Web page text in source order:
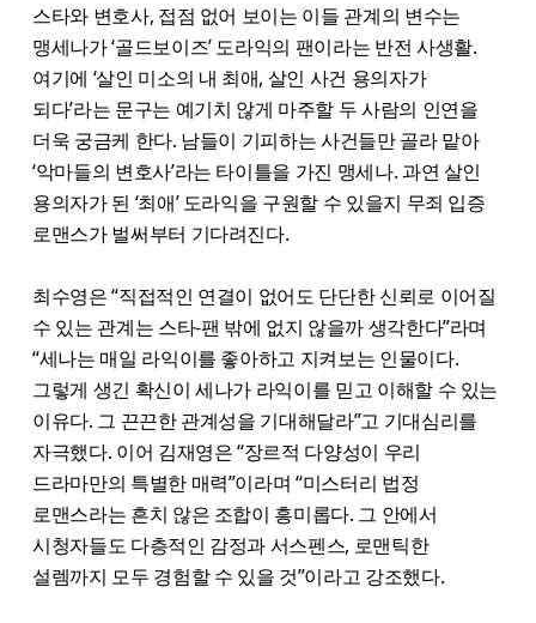
스타와 변호사, 접점 없어 보이는 이들 관계의 변수는
맹세나가 ‘골드보이즈’ 도라익의 팬이라는 반전 사생활.
여기에 ‘살인 미소의 내 최애, 살인 사건 용의자가
되다’라는 문구는 예기치 않게 마주할 두 사람의 인연을
더욱 궁금케 한다. 남들이 기피하는 사건들만 골라 맡아
‘악마들의 변호사’라는 타이틀을 가진 맹세나. 과연 살인
용의자가 된 ‘최애’ 도라익을 구원할 수 있을지 무죄 입증
로맨스가 벌써부터 기다려진다.
최수영은 “직접적인 연결이 없어도 단단한 신뢰로 이어질
수 있는 관계는 스타-팬 밖에 없지 않을까 생각한다”라며
“세나는 매일 라익이를 좋아하고 지켜보는 인물이다.
그렇게 생긴 확신이 세나가 라익이를 믿고 이해할 수 있는
이유다. 그 끈끈한 관계성을 기대해달라”고 기대심리를
자극했다. 이어 김재영은 “장르적 다양성이 우리
드라마만의 특별한 매력”이라며 “미스터리 법정
로맨스라는 흔치 않은 조합이 흥미롭다. 그 안에서
시청자들도 다층적인 감정과 서스펜스, 로맨틱한
설렘까지 모두 경험할 수 있을 것”이라고 강조했다.